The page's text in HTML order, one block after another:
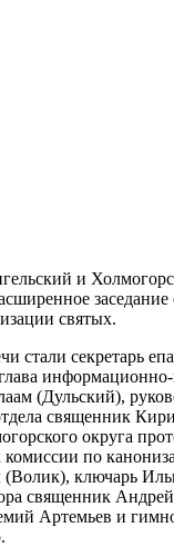
и
святых.
стали секретарь
информационно-
(Дульский),
священник
округа
по
ключарь
священник
Артемьев и